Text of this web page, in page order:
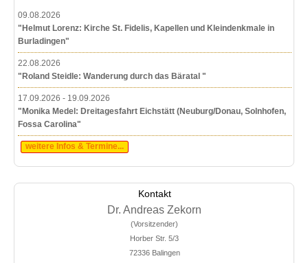
09.08.2026
"Helmut Lorenz: Kirche St. Fidelis, Kapellen und Kleindenkmale in
Burladingen"
22.08.2026
"Roland Steidle: Wanderung durch das Bäratal "
17.09.2026 - 19.09.2026
"Monika Medel: Dreitagesfahrt Eichstätt (Neuburg/Donau, Solnhofen,
Fossa Carolina"
weitere Infos & Termine...
Kontakt
Dr. Andreas Zekorn
(Vorsitzender)
Horber Str. 5/3
72336 Balingen